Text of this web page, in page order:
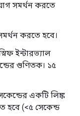
সমর্থন করতে
করতে হবে।
ইন্টারভ্যাল
গুণিতক। ১৫
একটি লিঙ্ক
(<৫ সেকেন্ড